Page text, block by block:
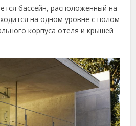
бассейн, расположенный на
на одном уровне с полом
корпуса отеля и крышей